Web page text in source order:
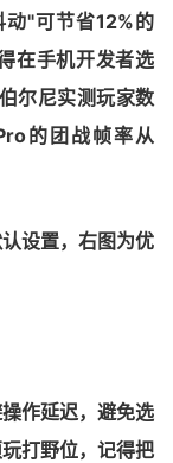
"可节省12%的
在手机开发者选
尔尼实测玩家数
的团战帧率从
设置，右图为优
作延迟，避免选
打野位，记得把